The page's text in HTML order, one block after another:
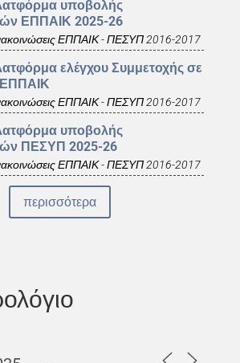
υποβολής
ΕΠΠΑΙΚ 2025-26
ΕΠΠΑΙΚ - ΠΕΣΥΠ 2016-2017
ελέγχου Συμμετοχής σε
ΕΠΠΑΙΚ - ΠΕΣΥΠ 2016-2017
υποβολής
ΠΕΣΥΠ 2025-26
ΕΠΠΑΙΚ - ΠΕΣΥΠ 2016-2017
περισσότερα